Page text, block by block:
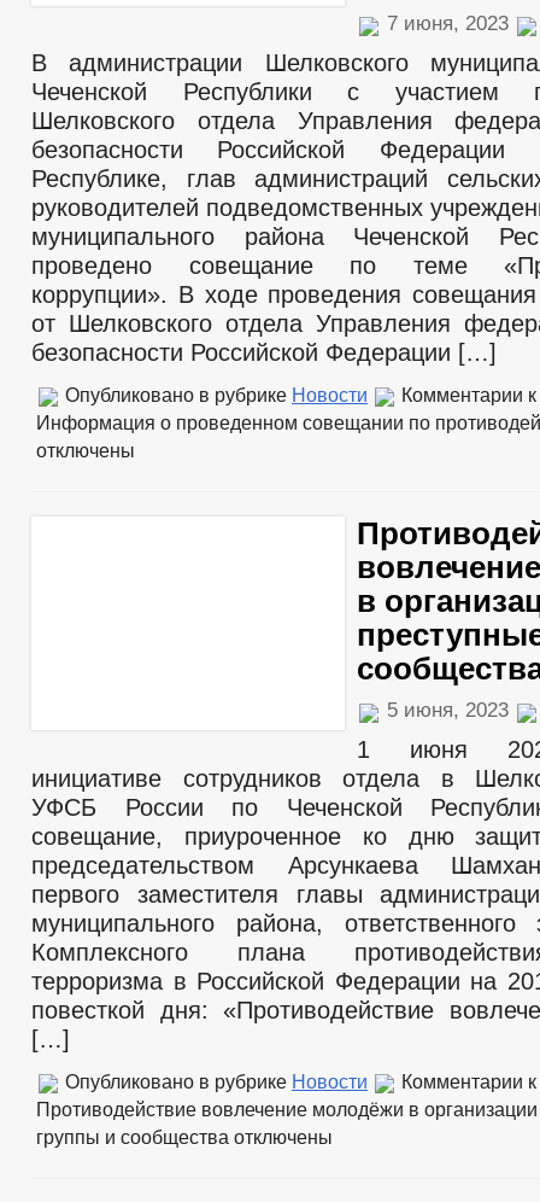
7 июня, 2023
В администрации Шелковского
Чеченской Республики с участием
Шелковского отдела Управления
безопасности Российской Федерации
Республике, глав администраций
руководителей подведомственных
муниципального района Чеченской
проведено совещание по теме
коррупции». В ходе проведения совещания
от Шелковского отдела Управления
безопасности Российской Федерации […]
Опубликовано в рубрике Новости Комментарии
Информация о проведенном совещании по
отключены
в
5 июня, 2023
1 июня
инициативе сотрудников отдела в
УФСБ России по Чеченской
совещание, приуроченное ко дню
председательством Арсункаева
первого заместителя главы
муниципального района,
Комплексного плана
терроризма в Российской Федерации на
повесткой дня: «Противодействие
[…]
Опубликовано в рубрике Новости Комментарии
Противодействие вовлечение молодёжи в
группы и сообщества отключены